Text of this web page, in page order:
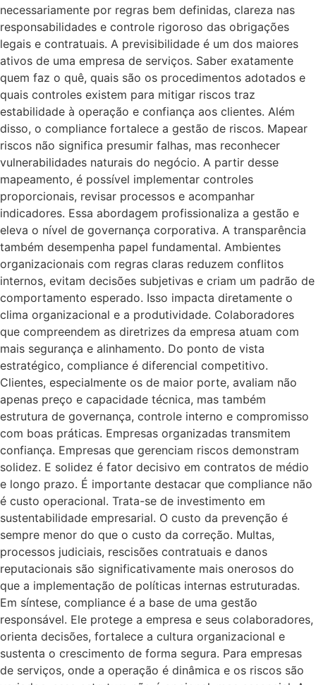
necessariamente por regras bem definidas, clareza nas
responsabilidades e controle rigoroso das obrigações
legais e contratuais. A previsibilidade é um dos maiores
ativos de uma empresa de serviços. Saber exatamente
quem faz o quê, quais são os procedimentos adotados e
quais controles existem para mitigar riscos traz
estabilidade à operação e confiança aos clientes. Além
disso, o compliance fortalece a gestão de riscos. Mapear
riscos não significa presumir falhas, mas reconhecer
vulnerabilidades naturais do negócio. A partir desse
mapeamento, é possível implementar controles
proporcionais, revisar processos e acompanhar
indicadores. Essa abordagem profissionaliza a gestão e
eleva o nível de governança corporativa. A transparência
também desempenha papel fundamental. Ambientes
organizacionais com regras claras reduzem conflitos
internos, evitam decisões subjetivas e criam um padrão de
comportamento esperado. Isso impacta diretamente o
clima organizacional e a produtividade. Colaboradores
que compreendem as diretrizes da empresa atuam com
mais segurança e alinhamento. Do ponto de vista
estratégico, compliance é diferencial competitivo.
Clientes, especialmente os de maior porte, avaliam não
apenas preço e capacidade técnica, mas também
estrutura de governança, controle interno e compromisso
com boas práticas. Empresas organizadas transmitem
confiança. Empresas que gerenciam riscos demonstram
solidez. E solidez é fator decisivo em contratos de médio
e longo prazo. É importante destacar que compliance não
é custo operacional. Trata-se de investimento em
sustentabilidade empresarial. O custo da prevenção é
sempre menor do que o custo da correção. Multas,
processos judiciais, rescisões contratuais e danos
reputacionais são significativamente mais onerosos do
que a implementação de políticas internas estruturadas.
Em síntese, compliance é a base de uma gestão
responsável. Ele protege a empresa e seus colaboradores,
orienta decisões, fortalece a cultura organizacional e
sustenta o crescimento de forma segura. Para empresas
de serviços, onde a operação é dinâmica e os riscos são